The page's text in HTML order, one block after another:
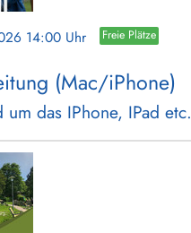
14:00 Uhr Freie Plätze
(Mac/iPhone)
um das IPhone, IPad etc.